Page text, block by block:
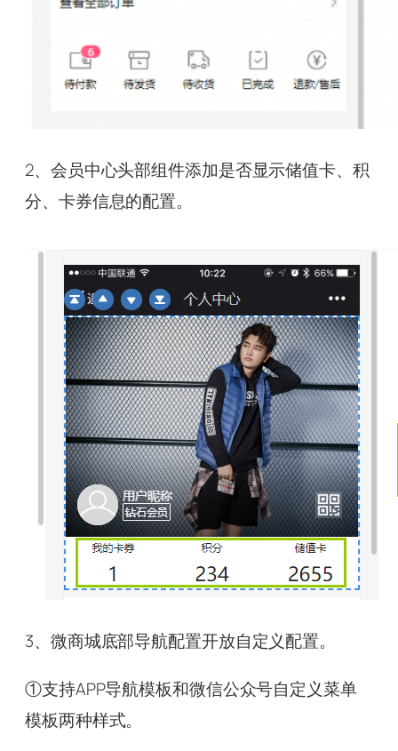
2、会员中心头部组件添加是否显示储值卡、积
分、卡券信息的配置。
3、微商城底部导航配置开放自定义配置。
①支持APP导航模板和微信公众号自定义菜单
模板两种样式。